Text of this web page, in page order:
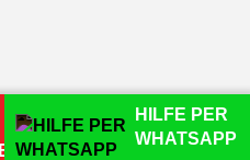
HILFE PER
WHATSAPP